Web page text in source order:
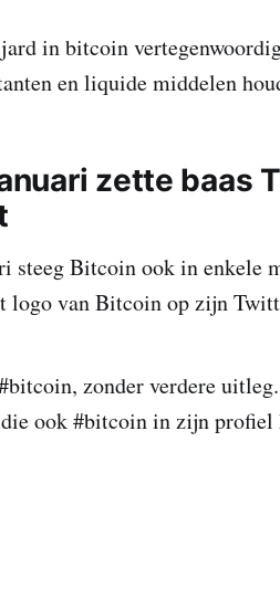
in bitcoin
en liquide middelen
zette baas
steeg Bitcoin ook in enkele
logo van Bitcoin op zijn
zonder verdere
ook #bitcoin in zijn profiel